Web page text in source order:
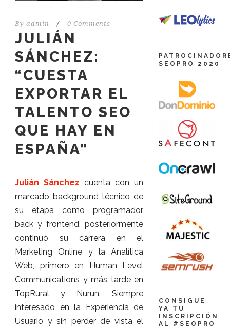
By admin / 0 Comments
JULIÁN
SÁNCHEZ:
“CUESTA
EXPORTAR EL
TALENTO SEO
QUE HAY EN
ESPAÑA”
Julián Sánchez cuenta con un
marcado background técnico de
su etapa como programador
back y frontend, posteriormente
continuó su carrera en el
Marketing Online y la Analítica
Web, primero en Human Level
Communications y más tarde en
TopRural y Nurun. Siempre
interesado en la Experiencia de
Usuario y sin perder de vista el
SEOPRO 2020
CONSIGUE
YA TU
INSCRIPCIÓN
AL #SEOPRO